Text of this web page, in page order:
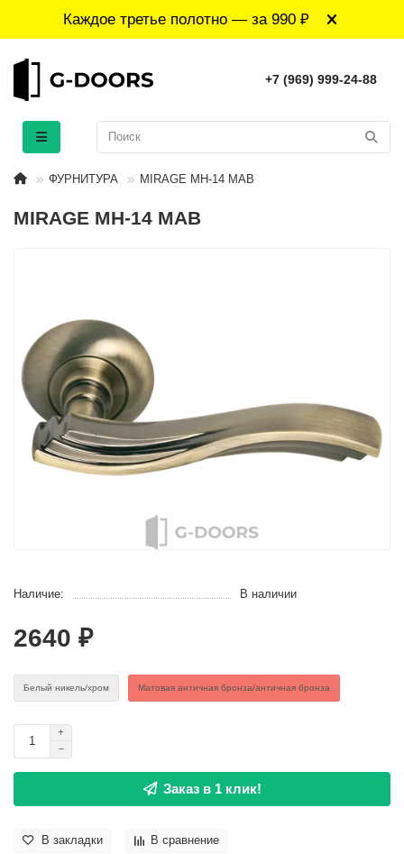
Каждое третье полотно — за 990 ₽
+7 (969) 999-24-88
ФУРНИТУРА MIRAGE MH-14 MAB
MIRAGE MH-14 MAB
Наличие: В наличии
2640 ₽
Белый никель/хром Матовая античная бронза/античная бронза
Заказ в 1 клик!
В закладки В сравнение